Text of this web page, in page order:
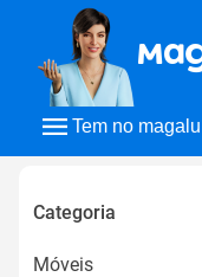
Tem no magalu
Categoria
Móveis